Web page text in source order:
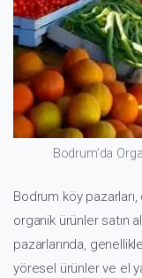
Bodrum’da
Bodrum köy
organik ürünler satın
pazarlarında,
yöresel ürünler ve el